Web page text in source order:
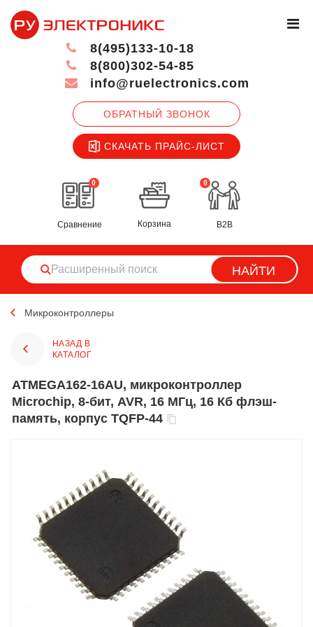
ОБРАТНЫЙ ЗВОНОК
СКАЧАТЬ ПРАЙС-ЛИСТ
8(495)133-10-18
8(800)302-54-85
info@ruelectronics.com
0
Сравнение
0
Корзина B2B
НАЙТИ
Микроконтроллеры
НАЗАД В
КАТАЛОГ
ATMEGA162-16AU, микроконтроллер
Microchip, 8-бит, AVR, 16 МГц, 16 Кб флэш-
память, корпус TQFP-44